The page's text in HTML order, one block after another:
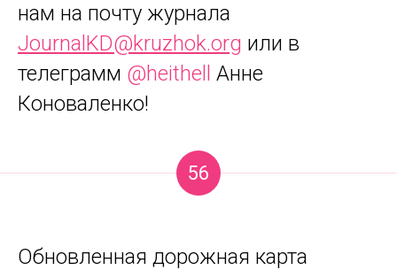
нам на почту журнала
JournalKD@kruzhok.org или в
телеграмм @heithell Анне
Коноваленко!
56
Обновленная дорожная карта